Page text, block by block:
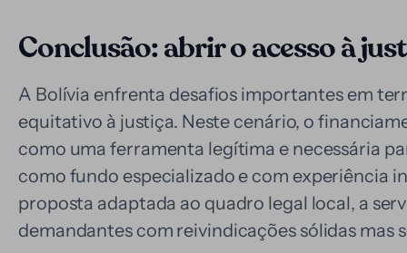
Conclusão: abrir o acesso à
A Bolívia enfrenta desafios importantes em
equitativo à justiça. Neste cenário, o
como uma ferramenta legítima e necessária
como fundo especializado e com experiência
proposta adaptada ao quadro legal local, a
demandantes com reivindicações sólidas mas